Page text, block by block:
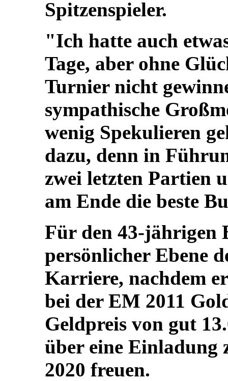
Spitzenspieler.
"Ich hatte auch
Tage, aber ohne
Turnier nicht
sympathische
wenig Spekulieren
dazu, denn in
zwei letzten Partien
am Ende die beste
Für den 43-jährigen
persönlicher Ebene
Karriere, nachdem
bei der EM 2011
Geldpreis von gut
über eine Einladung
2020 freuen.